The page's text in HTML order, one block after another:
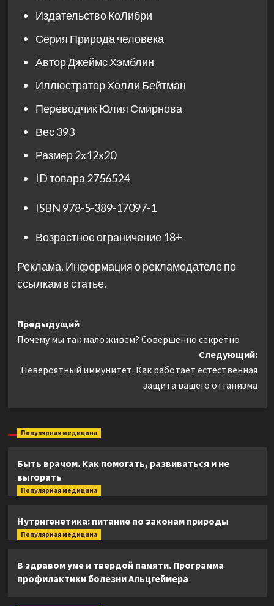
ИздательствоКоЛибри
Серия Природа человека
АвторДжеймс Хэмблин
ИллюстраторХолли Бейтман
ПереводчикЮлия Смирнова
Вес393
Размер2x12x20
ID товара 2756524
ISBN 978-5-389-17097-1
Возрастное ограничение 18+
Реклама. Информация о рекламодателе по
ссылкам в статье.
Навигация
записи
Предыдущий
Почему мы так мало живем? Совершенно секретно
Следующий:
Невероятный иммунитет. Как работает естественная
защита вашего отганизма
Популярная медицина
Быть врачом. Как помогать, развиваться и не
выгорать
Популярная медицина
Нутригенетика: питание по законам природы
Популярная медицина
В здравом уме и твердой памяти. Программа
профилактики болезни Альцгеймера